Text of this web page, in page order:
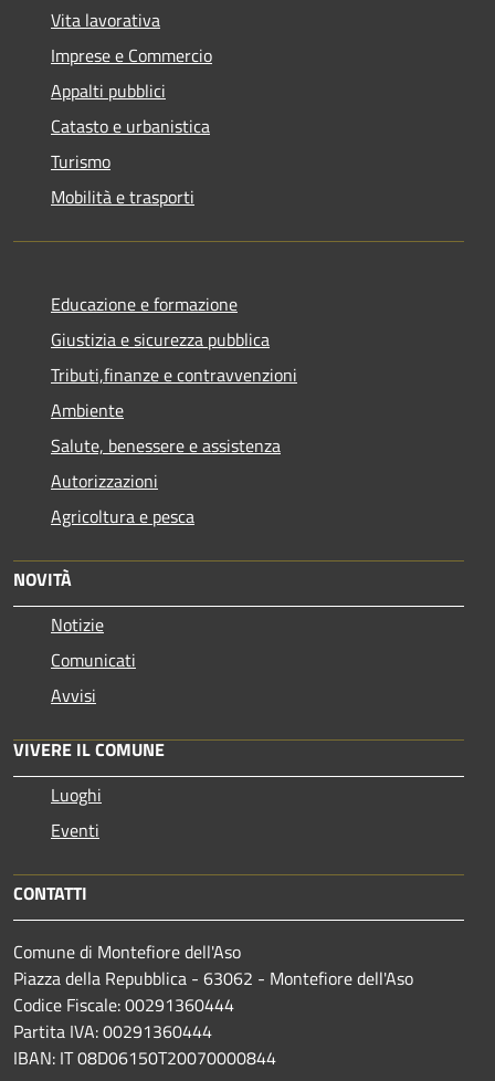
Vita lavorativa
Imprese e Commercio
Appalti pubblici
Catasto e urbanistica
Turismo
Mobilità e trasporti
Educazione e formazione
Giustizia e sicurezza pubblica
Tributi,finanze e contravvenzioni
Ambiente
Salute, benessere e assistenza
Autorizzazioni
Agricoltura e pesca
NOVITÀ
Notizie
Comunicati
Avvisi
VIVERE IL COMUNE
Luoghi
Eventi
CONTATTI
Comune di Montefiore dell'Aso
Piazza della Repubblica - 63062 - Montefiore dell'Aso
Codice Fiscale: 00291360444
Partita IVA: 00291360444
IBAN: IT 08D06150T20070000844